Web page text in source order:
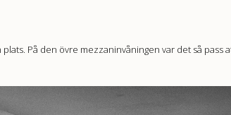
På den övre mezzaninvåningen var det så pass